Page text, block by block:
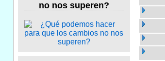
no nos superen?